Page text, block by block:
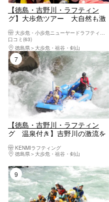
【徳島・吉野川・ラフティン
グ】大歩危ツアー 大自然も激
験者まで激流をしっかり満喫！
＜写真データもプレゼント＞
大歩危・小歩危ニューヤードラフティング
口コミ(63)
徳島県
大歩危・祖谷・剣山
7位
【徳島・吉野川・ラフティン
グ 温泉付き】吉野川の激流を
危半日体験ツアー
KENMIラフティング
徳島県
大歩危・祖谷・剣山
9位